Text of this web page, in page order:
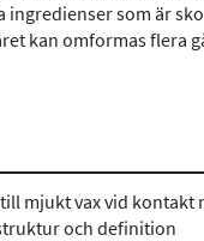
ingredienser som är
kan omformas flera
mjukt vax vid kontakt
och definition